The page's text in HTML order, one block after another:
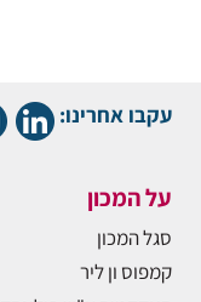
עקבו אחרינו:
על המכון
סגל המכון
קמפוס ון ליר